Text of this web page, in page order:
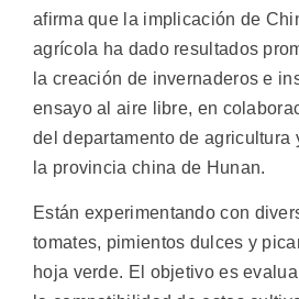
afirma que la implicación de
agrícola ha dado resultados
la creación de invernaderos e
ensayo al aire libre, en
del departamento de agricultura
la provincia china de Hunan.
Están experimentando con
tomates, pimientos dulces y
hoja verde. El objetivo es